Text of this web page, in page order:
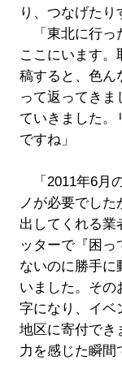
り、つなげたり
「東北に行っ
ここにいます。
稿すると、色ん
って返ってきま
ていきました。
ですね」
「2011年6月
ノが必要でし
出してくれる業
ッターで『困
ないのに勝手に
いました。その
字になり、イベ
地区に寄付でき
力を感じた瞬間